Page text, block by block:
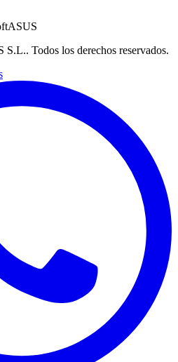
ASUS
S.L.. Todos los derechos reservados.